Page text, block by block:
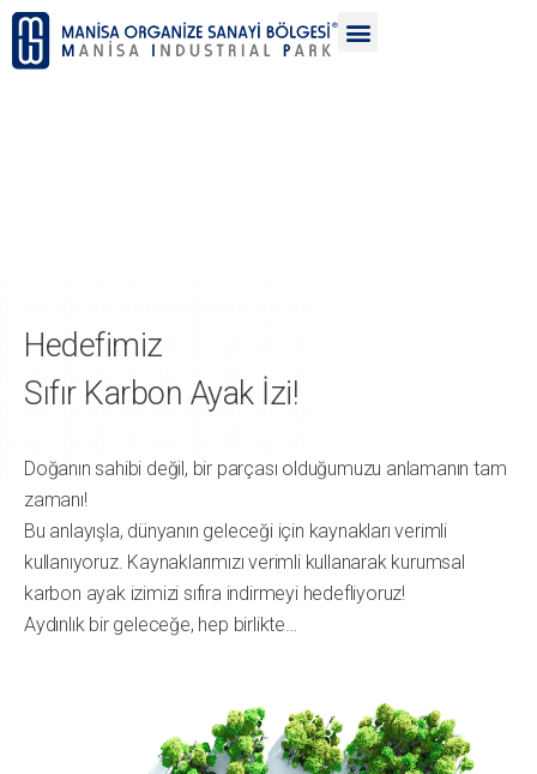
Hedefimiz
Sıfır Karbon Ayak İzi!
Doğanın sahibi değil, bir parçası olduğumuzu anlamanın tam
zamanı!
Bu anlayışla, dünyanın geleceği için kaynakları verimli
kullanıyoruz. Kaynaklarımızı verimli kullanarak kurumsal
karbon ayak izimizi sıfıra indirmeyi hedefliyoruz!
Aydınlık bir geleceğe, hep birlikte…